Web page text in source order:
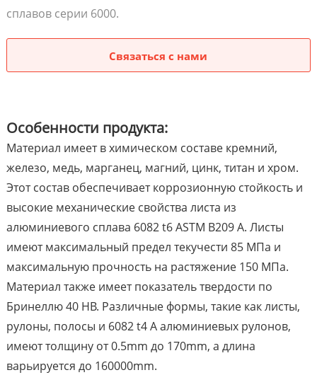
сплавов серии 6000.
Связаться с нами
Особенности продукта:
Материал имеет в химическом составе кремний,
железо, медь, марганец, магний, цинк, титан и хром.
Этот состав обеспечивает коррозионную стойкость и
высокие механические свойства листа из
алюминиевого сплава 6082 t6 ASTM B209 A. Листы
имеют максимальный предел текучести 85 МПа и
максимальную прочность на растяжение 150 МПа.
Материал также имеет показатель твердости по
Бринеллю 40 HB. Различные формы, такие как листы,
рулоны, полосы и 6082 t4 A алюминиевых рулонов,
имеют толщину от 0.5mm до 170mm, а длина
варьируется до 160000mm.